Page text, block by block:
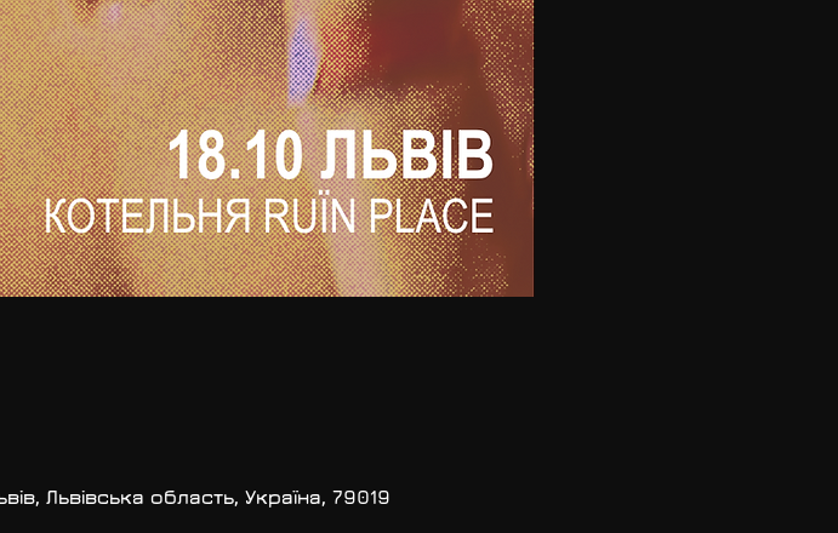
Львівська область, Україна, 79019